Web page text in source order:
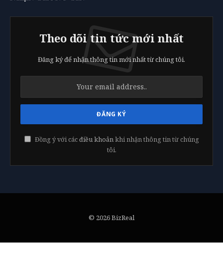
Theo dõi tin tức mới nhất
Đăng ký để nhận thông tin mới nhất từ chúng tôi.
Đồng ý với cácđiều khoảnkhi nhận thông tin từ chúng
tôi.
© 2026 BizReal